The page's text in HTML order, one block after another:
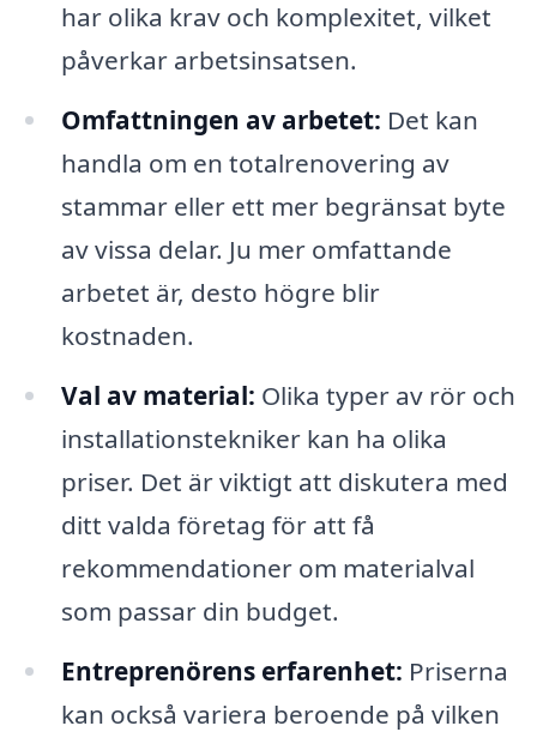
har olika krav och komplexitet, vilket
påverkar arbetsinsatsen.
Omfattningen av arbetet: Det kan
handla om en totalrenovering av
stammar eller ett mer begränsat byte
av vissa delar. Ju mer omfattande
arbetet är, desto högre blir
kostnaden.
Val av material: Olika typer av rör och
installationstekniker kan ha olika
priser. Det är viktigt att diskutera med
ditt valda företag för att få
rekommendationer om materialval
som passar din budget.
Entreprenörens erfarenhet: Priserna
kan också variera beroende på vilken